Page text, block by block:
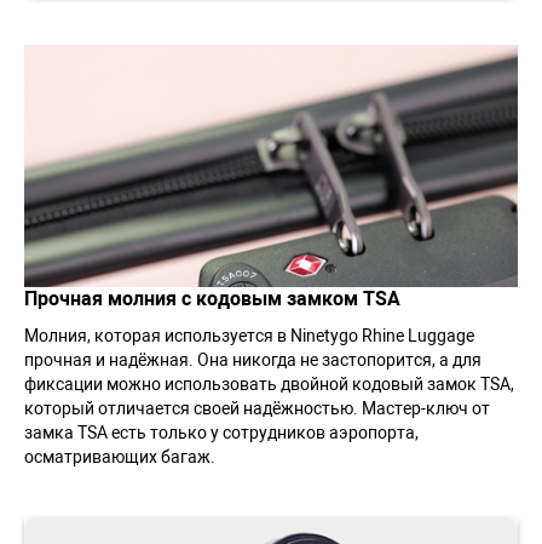
Прочная молния с кодовым замком TSA
Молния, которая используется в Ninetygo Rhine Luggage
прочная и надёжная. Она никогда не застопорится, а для
фиксации можно использовать двойной кодовый замок TSA,
который отличается своей надёжностью. Мастер-ключ от
замка TSA есть только у сотрудников аэропорта,
осматривающих багаж.